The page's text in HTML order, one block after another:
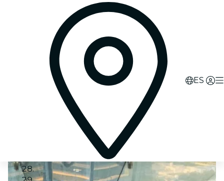
ES
Image 1
Image 2
Image 3
Image 4
Image 5